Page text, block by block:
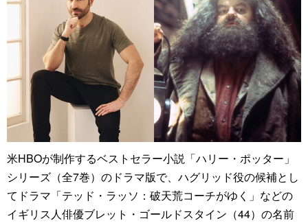
米HBOが制作するベストセラー小説「ハリー・ポッター」
シリーズ（全7巻）のドラマ版で、ハグリッド役の候補とし
てドラマ「テッド・ラッソ：破天荒コーチがゆく」などの
イギリス人俳優ブレット・ゴールドスタイン（44）の名前